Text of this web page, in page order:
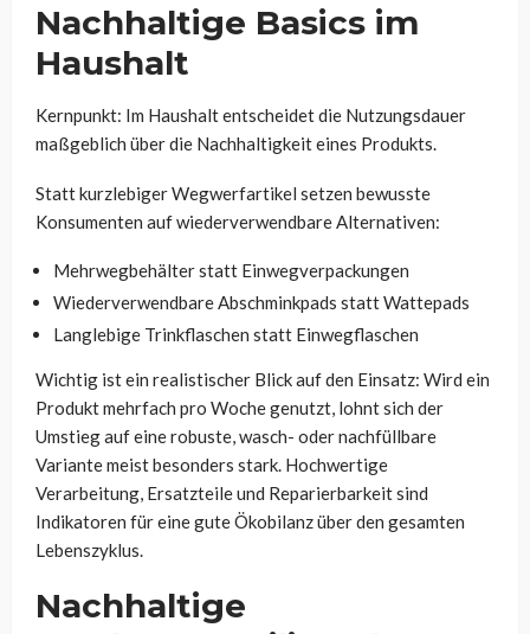
Nachhaltige Basics im
Haushalt
Kernpunkt: Im Haushalt entscheidet die Nutzungsdauer
maßgeblich über die Nachhaltigkeit eines Produkts.
Statt kurzlebiger Wegwerfartikel setzen bewusste
Konsumenten auf wiederverwendbare Alternativen:
Mehrwegbehälter statt Einwegverpackungen
Wiederverwendbare Abschminkpads statt Wattepads
Langlebige Trinkflaschen statt Einwegflaschen
Wichtig ist ein realistischer Blick auf den Einsatz: Wird ein
Produkt mehrfach pro Woche genutzt, lohnt sich der
Umstieg auf eine robuste, wasch- oder nachfüllbare
Variante meist besonders stark. Hochwertige
Verarbeitung, Ersatzteile und Reparierbarkeit sind
Indikatoren für eine gute Ökobilanz über den gesamten
Lebenszyklus.
Nachhaltige